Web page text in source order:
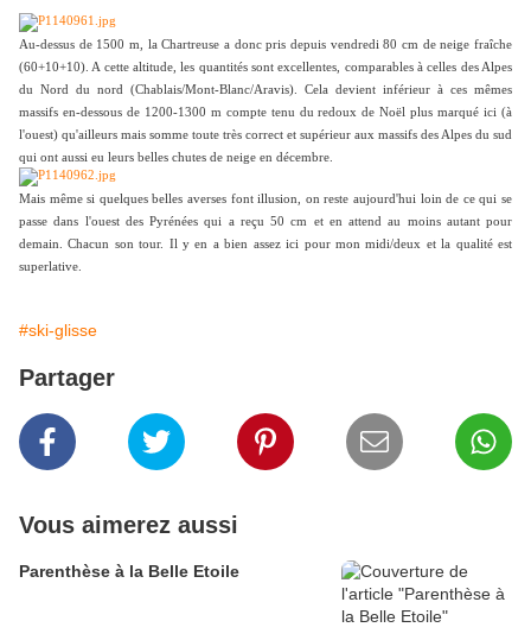
Au-dessus de 1500 m, la Chartreuse a donc pris depuis vendredi 80 cm de neige fraîche
(60+10+10). A cette altitude, les quantités sont excellentes, comparables à celles des Alpes
du Nord du nord (Chablais/Mont-Blanc/Aravis). Cela devient inférieur à ces mêmes
massifs en-dessous de 1200-1300 m compte tenu du redoux de Noël plus marqué ici (à
l'ouest) qu'ailleurs mais somme toute très correct et supérieur aux massifs des Alpes du sud
qui ont aussi eu leurs belles chutes de neige en décembre.
Mais même si quelques belles averses font illusion, on reste aujourd'hui loin de ce qui se
passe dans l'ouest des Pyrénées qui a reçu 50 cm et en attend au moins autant pour
demain. Chacun son tour. Il y en a bien assez ici pour mon midi/deux et la qualité est
superlative.
#ski-glisse
Partager
Vous aimerez aussi
Parenthèse à la Belle Etoile